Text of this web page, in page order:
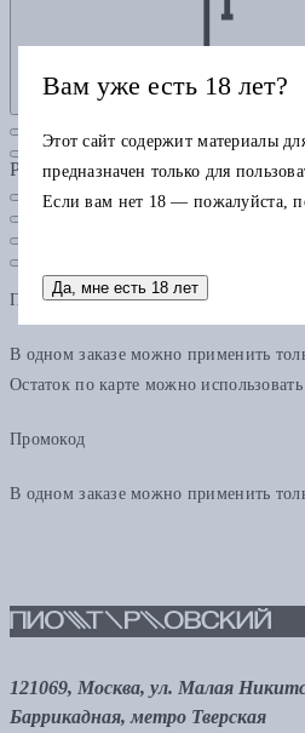
Рубрики
Подарочная карта
В одном заказе можно применить
Остаток по карте можно использовать
Промокод
В одном заказе можно применить
121069, Москва, ул. Малая
Баррикадная, метро Тверская
Вам уже есть 18 лет?
Этот сайт содержит материалы
предназначен только для
Если вам нет 18 — пожалуйста,
Да, мне есть 18 лет